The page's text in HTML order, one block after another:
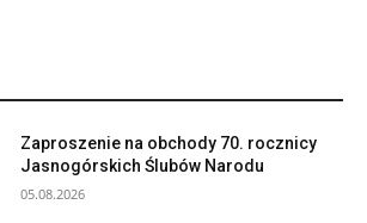
Zaproszenie na obchody 70. rocznicy
Jasnogórskich Ślubów Narodu
05.08.2026